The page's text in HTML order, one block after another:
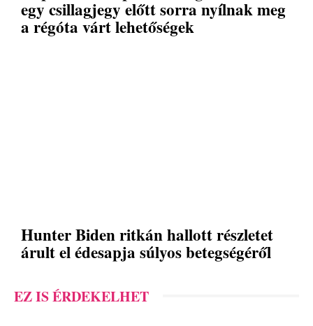
egy csillagjegy előtt sorra nyílnak meg
a régóta várt lehetőségek
Hunter Biden ritkán hallott részletet
árult el édesapja súlyos betegségéről
EZ IS ÉRDEKELHET